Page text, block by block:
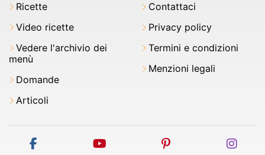
Ricette
Video ricette
Vedere l'archivio dei
menù
Domande
Articoli
Contattaci
Privacy policy
Termini e condizioni
Menzioni legali
facebook youtube pinterest